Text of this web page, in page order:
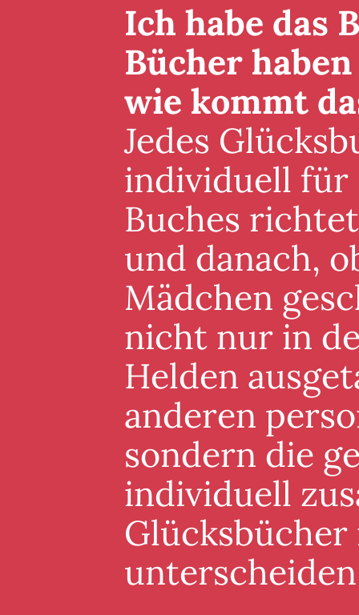
Ich habe das
Bücher
wie kommt
Jedes
individuell für
Buches
und danach,
Mädchen
nicht nur in
Helden
anderen
sondern die
individuell